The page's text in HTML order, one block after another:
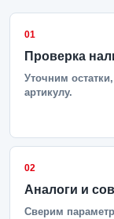
01
Проверка
Уточним
артикулу.
02
Аналоги и
Сверим